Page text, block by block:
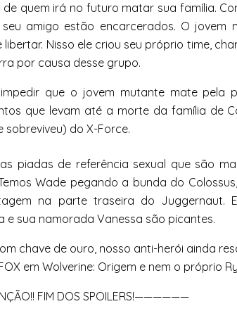
de quem irá no futuro matar sua família.
amigo estão encarcerados. O jovem
libertar. Nisso ele criou seu próprio time,
por causa desse grupo.
que o jovem mutante mate pela
que levam até a morte da família de
sobreviveu) do X-Force.
piadas de referência sexual que são
Wade pegando a bunda do
na parte traseira do Juggernaut.
e sua namorada Vanessa são picantes.
chave de ouro, nosso anti-herói ainda
em Wolverine: Origem e nem o próprio
FIM DOS SPOILERS!——————